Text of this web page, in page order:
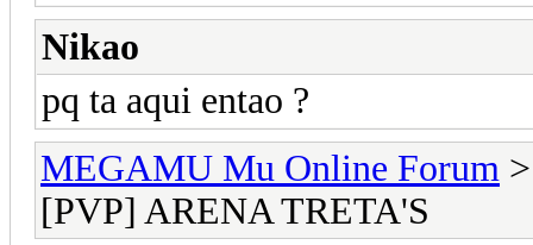
Nikao
pq ta aqui entao ?
MEGAMU Mu Online Forum
[PVP] ARENA TRETA'S